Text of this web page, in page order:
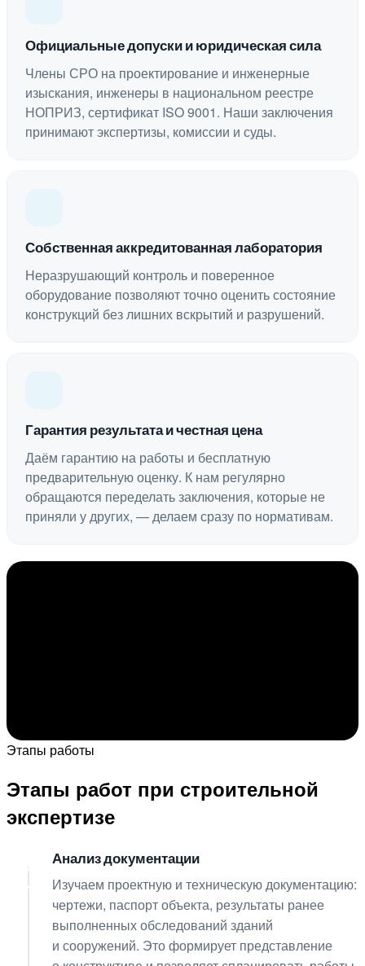
Официальные допуски и юридическая сила
Члены СРО на проектирование и инженерные
изыскания, инженеры в национальном реестре
НОПРИЗ, сертификат ISO 9001. Наши заключения
принимают экспертизы, комиссии и суды.
Собственная аккредитованная лаборатория
Неразрушающий контроль и поверенное
оборудование позволяют точно оценить состояние
конструкций без лишних вскрытий и разрушений.
Гарантия результата и честная цена
Даём гарантию на работы и бесплатную
предварительную оценку. К нам регулярно
обращаются переделать заключения, которые не
приняли у других, — делаем сразу по нормативам.
Этапы работы
Этапы работ при строительной
экспертизе
Анализ документации
Изучаем проектную и техническую документацию:
чертежи, паспорт объекта, результаты ранее
выполненных обследований зданий
и сооружений. Это формирует представление